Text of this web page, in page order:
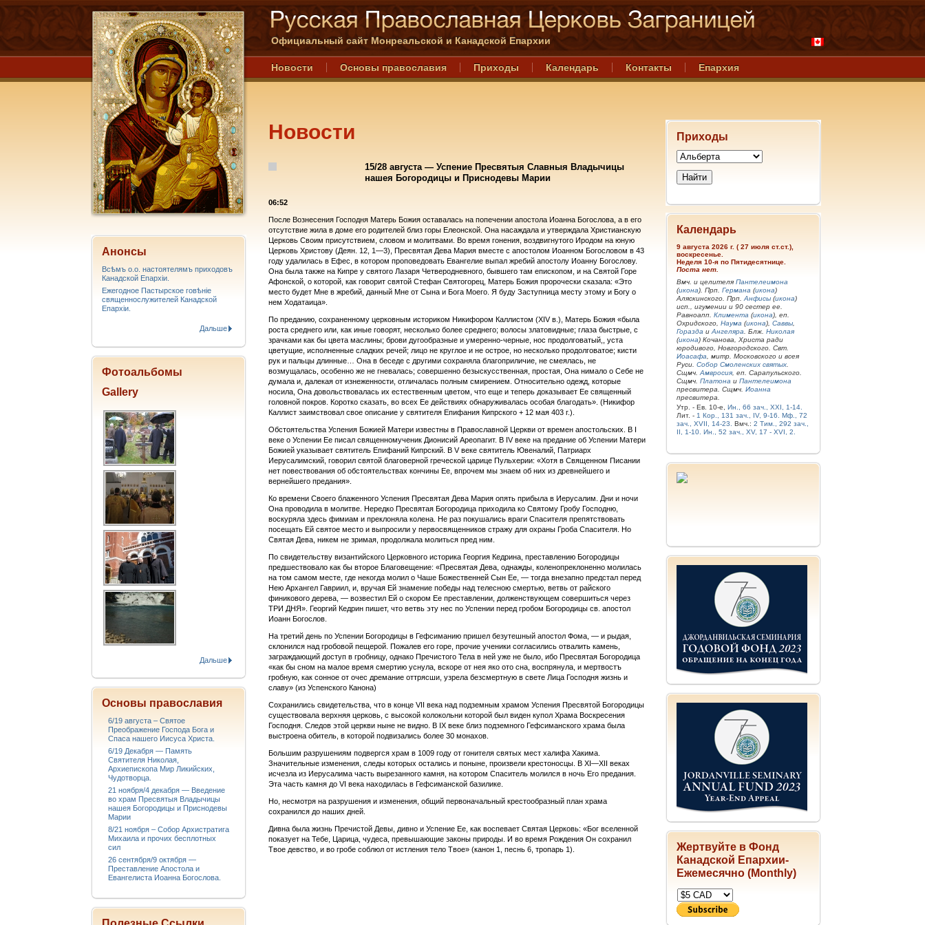
Официальный сайт Монреальской и Канадской Епархии
Новости Основы православия Приходы Календарь Контакты Епархия
Приходы
Календарь
9 августа 2026 г. ( 27 июля ст.ст.),
воскресенье.
Неделя 10-я по Пятидесятнице.
Поста нет.
Вмч. и целителя Пантелеимона
(икона). Прп. Германа (икона)
Аляскинского. Прп. Анфисы (икона)
исп., игумении и 90 сестер ее.
Равноапп. Климента (икона), еп.
Охридского, Наума (икона), Саввы
Горазда и Ангеляра . Блж. Николая
(икона) Кочанова, Христа ради
юродивого, Новгородского. Свт.
Иоасафа , митр. Московского и всея
Руси. Собор Смоленских святых
Сщмч. Амвросия , еп. Сарапульского.
Сщмч. Платона и Пантелеимона
пресвитера. Сщмч. Иоанна
пресвитера.
Утр. - Ев. 10-е, Ин., 66 зач., XXI, 1-14.
Лит. - 1 Кор., 131 зач., IV, 9-16.
Мф., 72
зач., XVII, 14-23.
Вмч.: 2 Тим., 292 зач.,
II, 1-10. Ин., 52 зач., XV, 17 - XVI, 2.
Жертвуйте в Фонд
Канадской Епархии-
Ежемесячно (Monthly)
Новости
15/28 августа — Успение Пресвятыя Славныя Владычицы
нашея Богородицы и Приснодевы Марии
06:52
После Вознесения Господня Матерь Божия оставалась на попечении апостола Иоанна Богослова, а в его
отсутствие жила в доме его родителей близ горы Елеонской. Она насаждала и утверждала Христианскую
Церковь Своим присутствием, словом и молитвами. Во время гонения, воздвигнутого Иродом на юную
Церковь Христову (Деян. 12, 1—3), Пресвятая Дева Мария вместе с апостолом Иоанном Богословом в 43
году удалилась в Ефес, в котором проповедовать Евангелие выпал жребий апостолу Иоанну Богослову.
Она была также на Кипре у святого Лазаря Четверодневного, бывшего там епископом, и на Святой Горе
Афонской, о которой, как говорит святой Стефан Святогорец, Матерь Божия пророчески сказала: «Это
место будет Мне в жребий, данный Мне от Сына и Бога Моего. Я буду Заступница месту этому и Богу о
нем Ходатаица».
По преданию, сохраненному церковным историком Никифором Каллистом (XIV в.), Матерь Божия «была
роста среднего или, как иные говорят, несколько более среднего; волосы златовидные; глаза быстрые, с
зрачками как бы цвета маслины; брови дугообразные и умеренно-черные, нос продолговатый,, уста
цветущие, исполненные сладких речей; лицо не круглое и не острое, но несколько продолговатое; кисти
рук и пальцы длинные… Она в беседе с другими сохраняла благоприличие, не смеялась, не
возмущалась, особенно же не гневалась; совершенно безыскусственная, простая, Она нимало о Себе не
думала и, далекая от изнеженности, отличалась полным смирением. Относительно одежд, которые
носила, Она довольствовалась их естественным цветом, что еще и теперь доказывает Ее священный
головной покров. Коротко сказать, во всех Ее действиях обнаруживалась особая благодать». (Никифор
Каллист заимствовал свое описание у святителя Епифания Кипрского + 12 мая 403 г.).
Обстоятельства Успения Божией Матери известны в Православной Церкви от времен апостольских. В I
веке о Успении Ее писал священномученик Дионисий Ареопагит. В IV веке на предание об Успении Матери
Божией указывает святитель Епифаний Кипрский. В V веке святитель Ювеналий, Патриарх
Иерусалимский, говорил святой благоверной греческой царице Пульхерии: «Хотя в Священном Писании
нет повествования об обстоятельствах кончины Ее, впрочем мы знаем об них из древнейшего и
вернейшего предания».
Ко времени Своего блаженного Успения Пресвятая Дева Мария опять прибыла в Иерусалим. Дни и ночи
Она проводила в молитве. Нередко Пресвятая Богородица приходила ко Святому Гробу Господню,
воскуряла здесь фимиам и преклоняла колена. Не раз покушались враги Спасителя препятствовать
посещать Ей святое место и выпросили у первосвященников стражу для охраны Гроба Спасителя. Но
Святая Дева, никем не зримая, продолжала молиться пред ним.
По свидетельству византийского Церковного историка Георгия Кедрина, преставлению Богородицы
предшествовало как бы второе Благовещение: «Пресвятая Дева, однажды, коленопреклоненно молилась
на том самом месте, где некогда молил о Чаше Божественней Сын Ее, — тогда внезапно предстал перед
Нею Архангел Гавриил, и, вручая Ей знамение победы над телесною смертью, ветвь от райского
финикового дерева, — возвестил Ей о скором Ее преставлении, долженствующем совершиться через
ТРИ ДНЯ». Георгий Кедрин пишет, что ветвь эту нес по Успении перед гробом Богородицы св. апостол
Иоанн Богослов.
На третий день по Успении Богородицы в Гефсиманию пришел безутешный апостол Фома, — и рыдая,
склонился над гробовой пещерой. Пожалев его горе, прочие ученики согласились отвалить камень,
заграждающий доступ в гробницу, однако Пречистого Тела в ней уже не было, ибо Пресвятая Богородица
«как бы сном на малое время смертию уснула, вскоре от нея яко ото сна, воспрянула, и мертвостъ
гробную, как сонное от очес дремание оттрясши, узрела безсмертную в свете Лица Господня жизнь и
славу» (из Успенского Канона)
Сохранились свидетельства, что в конце VII века над подземным храмом Успения Пресвятой Богородицы
существовала верхняя церковь, с высокой колокольни которой был виден купол Храма Воскресения
Господня. Следов этой церкви ныне не видно. В IX веке близ подземного Гефсиманского храма была
выстроена обитель, в которой подвизались более 30 монахов.
Большим разрушениям подвергся храм в 1009 году от гонителя святых мест халифа Хакима.
Значительные изменения, следы которых остались и поныне, произвели крестоносцы. В XI—XII веках
исчезла из Иерусалима часть вырезанного камня, на котором Спаситель молился в ночь Его предания.
Эта часть камня до VI века находилась в Гефсиманской базилике.
Но, несмотря на разрушения и изменения, общий первоначальный крестообразный план храма
сохранился до наших дней.
Дивна была жизнь Пречистой Девы, дивно и Успение Ее, как воспевает Святая Церковь: «Бог вселенной
показует на Тебе, Царица, чудеса, превышающие законы природы. И во время Рождения Он сохранил
Твое девство, и во гробе соблюл от истления тело Твое» (канон 1, песнь 6, тропарь 1).
Анонсы
Всѣмъ о.о. настоятелямъ приходовъ
Канадской Епархiи.
Ежегодное Пастырское говѣніе
священнослужителей Канадской
Епархіи.
Дальше
Фотоальбомы
Gallery
Дальше
Основы православия
6/19 августа – Святое
Преображение Господа Бога и
Спаса нашего Иисуса Христа.
6/19 Декабря — Память
Святителя Николая,
Архиепископа Мир Ликийских,
Чудотворца.
21 ноября/4 декабря — Введение
во храм Пресвятыя Владычицы
нашея Богородицы и Приснодевы
Марии
8/21 ноября – Собор Архистратига
Михаила и прочих бесплотных
сил
26 сентября/9 октября —
Преставление Апостола и
Евангелиста Иоанна Богослова.